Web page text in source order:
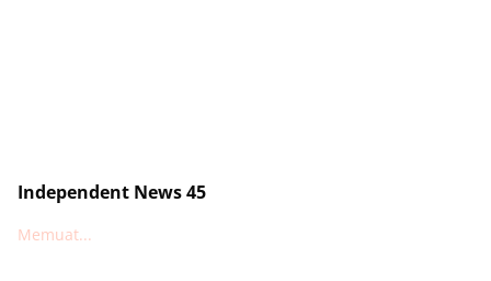
Independent News 45
Memuat...